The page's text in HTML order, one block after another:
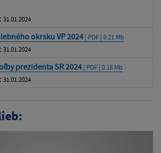
31.01.2024
okrsku VP 2024 | PDF | 0.21 Mb
31.01.2024
prezidenta SR 2024 | PDF | 0.18 Mb
31.01.2024